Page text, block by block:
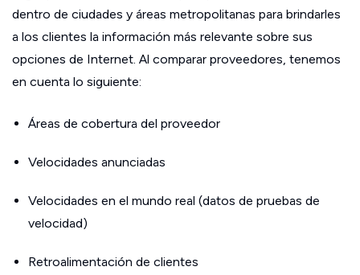
dentro de ciudades y áreas metropolitanas para brindarles
a los clientes la información más relevante sobre sus
opciones de Internet. Al comparar proveedores, tenemos
en cuenta lo siguiente:
Áreas de cobertura del proveedor
Velocidades anunciadas
Velocidades en el mundo real (datos de pruebas de
velocidad)
Retroalimentación de clientes